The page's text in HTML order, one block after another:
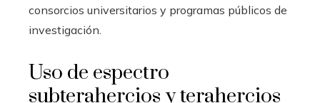
consorcios universitarios y programas públicos de
investigación.
Uso de espectro
subterahercios y terahercios